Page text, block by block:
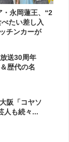
・永岡蓮王、“2
たい差し入
チンカーが
送30周年
歴代の名
阪「コヤソ
人も続々...